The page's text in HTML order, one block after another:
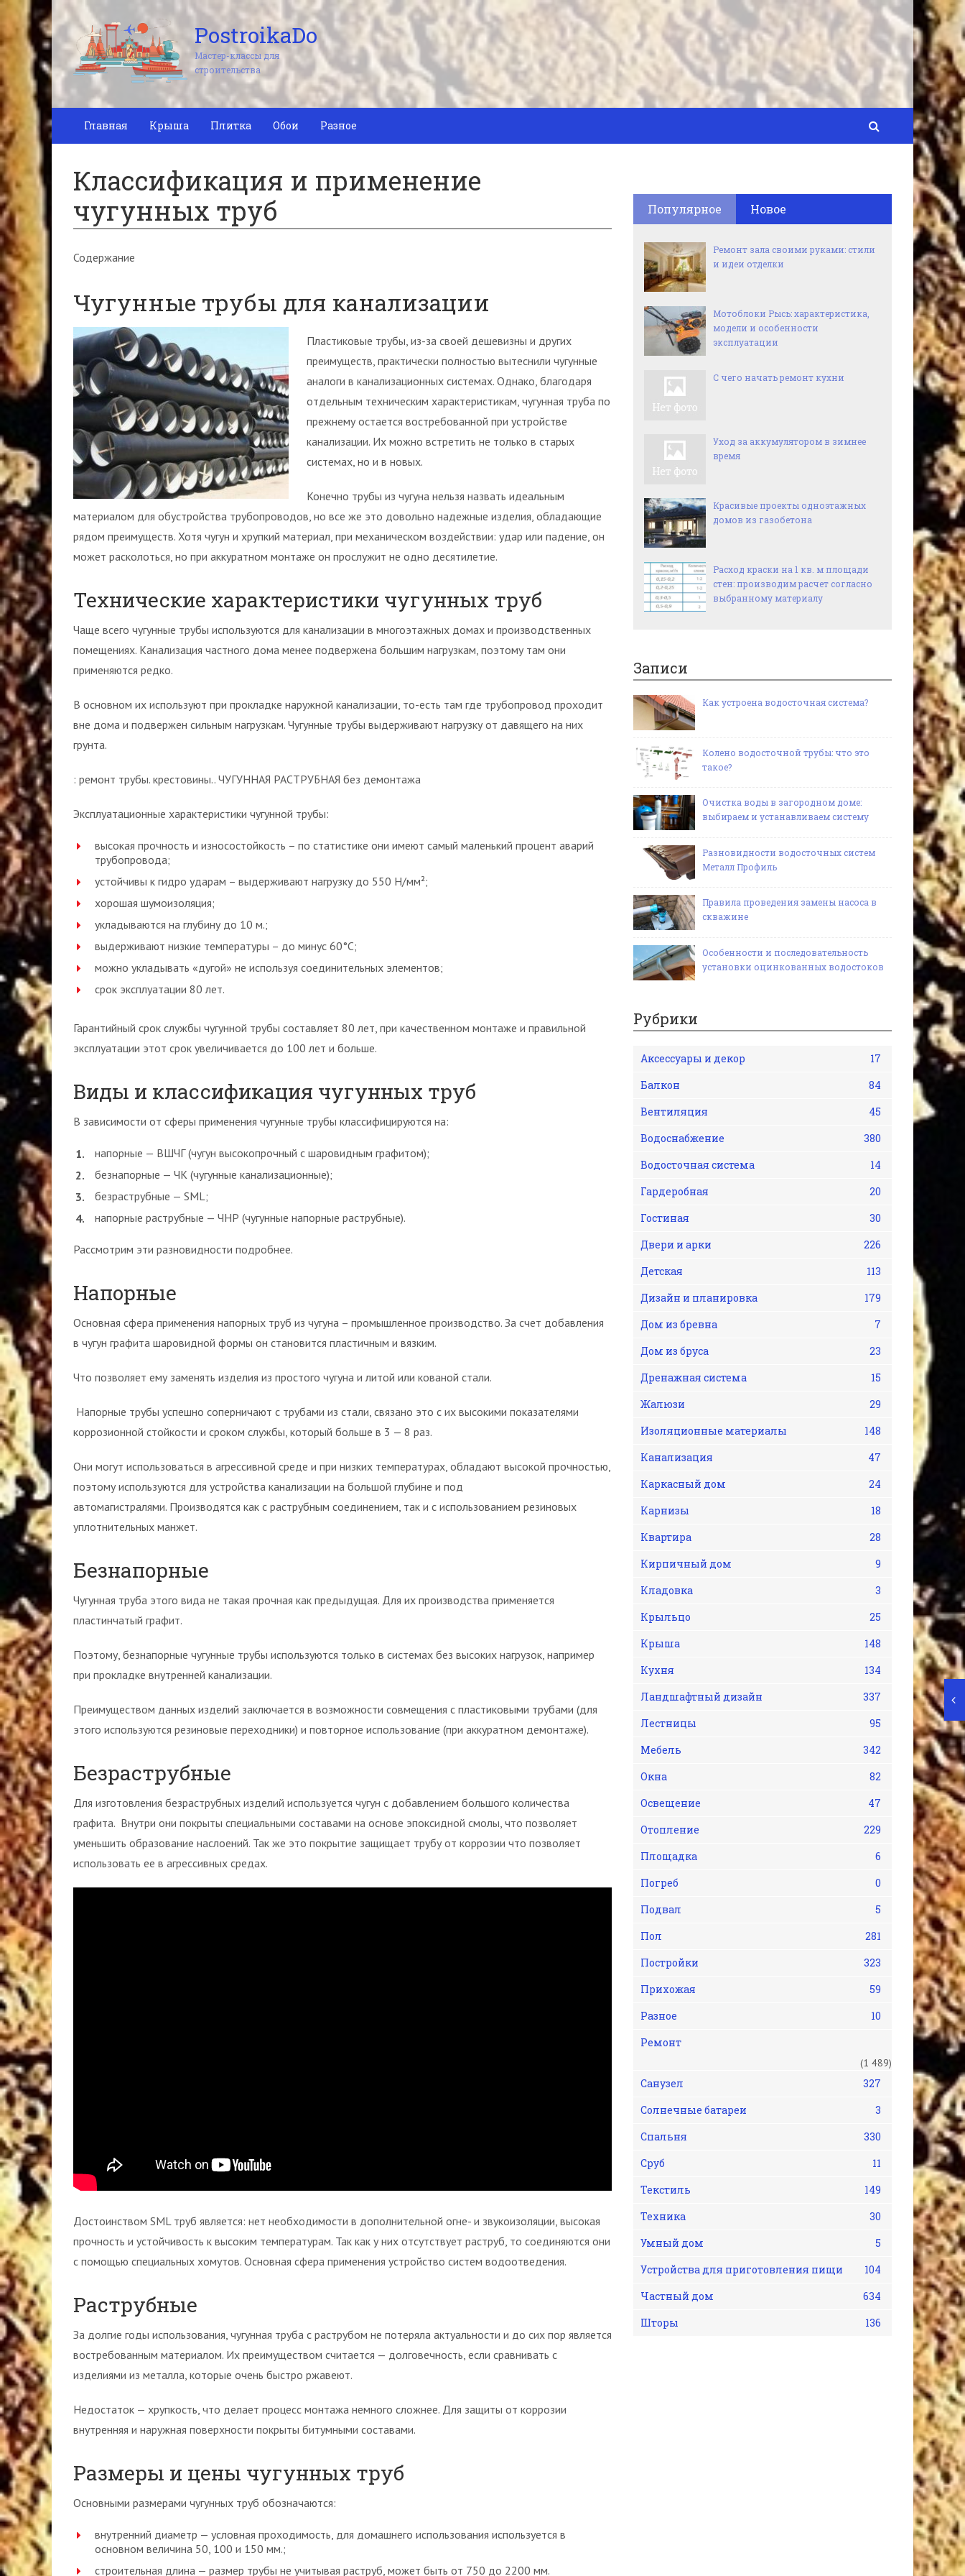
PostroikaDo
Мастер-классы для
строительства
Главная Крыша Плитка Обои Разное
Классификация и применение
чугунных труб
Содержание
Чугунные трубы для канализации
Пластиковые трубы, из-за своей дешевизны и других
преимуществ, практически полностью вытеснили чугунные
аналоги в канализационных системах. Однако, благодаря
отдельным техническим характеристикам, чугунная труба по
прежнему остается востребованной при устройстве
канализации. Их можно встретить не только в старых
системах, но и в новых.
Конечно трубы из чугуна нельзя назвать идеальным
материалом для обустройства трубопроводов, но все же это довольно надежные изделия, обладающие
рядом преимуществ. Хотя чугун и хрупкий материал, при механическом воздействии: удар или падение, он
может расколоться, но при аккуратном монтаже он прослужит не одно десятилетие.
Технические характеристики чугунных труб
Чаще всего чугунные трубы используются для канализации в многоэтажных домах и производственных
помещениях. Канализация частного дома менее подвержена большим нагрузкам, поэтому там они
применяются редко.
В основном их используют при прокладке наружной канализации, то-есть там где трубопровод проходит
вне дома и подвержен сильным нагрузкам. Чугунные трубы выдерживают нагрузку от давящего на них
грунта.
: ремонт трубы. крестовины.. ЧУГУННАЯ РАСТРУБНАЯ без демонтажа
Эксплуатационные характеристики чугунной трубы:
высокая прочность и износостойкость – по статистике они имеют самый маленький процент аварий
трубопровода;
устойчивы к гидро ударам – выдерживают нагрузку до 550 Н/мм²;
хорошая шумоизоляция;
укладываются на глубину до 10 м.;
выдерживают низкие температуры – до минус 60°С;
можно укладывать «дугой» не используя соединительных элементов;
срок эксплуатации 80 лет.
Гарантийный срок службы чугунной трубы составляет 80 лет, при качественном монтаже и правильной
эксплуатации этот срок увеличивается до 100 лет и больше.
Виды и классификация чугунных труб
В зависимости от сферы применения чугунные трубы классифицируются на:
напорные — ВШЧГ (чугун высокопрочный с шаровидным графитом);
безнапорные — ЧК (чугунные канализационные);
безраструбные — SML;
напорные раструбные — ЧНР (чугунные напорные раструбные).
Рассмотрим эти разновидности подробнее.
Напорные
Основная сфера применения напорных труб из чугуна – промышленное производство. За счет добавления
в чугун графита шаровидной формы он становится пластичным и вязким.
Что позволяет ему заменять изделия из простого чугуна и литой или кованой стали.
Напорные трубы успешно соперничают с трубами из стали, связано это с их высокими показателями
коррозионной стойкости и сроком службы, который больше в 3 — 8 раз.
Они могут использоваться в агрессивной среде и при низких температурах, обладают высокой прочностью,
поэтому используются для устройства канализации на большой глубине и под
автомагистралями. Производятся как с раструбным соединением, так и с использованием резиновых
уплотнительных манжет.
Безнапорные
Чугунная труба этого вида не такая прочная как предыдущая. Для их производства применяется
пластинчатый графит.
Поэтому, безнапорные чугунные трубы используются только в системах без высоких нагрузок, например
при прокладке внутренней канализации.
Преимуществом данных изделий заключается в возможности совмещения с пластиковыми трубами (для
этого используются резиновые переходники) и повторное использование (при аккуратном демонтаже).
Безраструбные
Для изготовления безраструбных изделий используется чугун с добавлением большого количества
графита. Внутри они покрыты специальными составами на основе эпоксидной смолы, что позволяет
уменьшить образование наслоений. Так же это покрытие защищает трубу от коррозии что позволяет
использовать ее в агрессивных средах.
Достоинством SML труб является: нет необходимости в дополнительной огне- и звукоизоляции, высокая
прочность и устойчивость к высоким температурам. Так как у них отсутствует раструб, то соединяются они
с помощью специальных хомутов. Основная сфера применения устройство систем водоотведения.
Раструбные
За долгие годы использования, чугунная труба с раструбом не потеряла актуальности и до сих пор является
востребованным материалом. Их преимуществом считается — долговечность, если сравнивать с
изделиями из металла, которые очень быстро ржавеют.
Недостаток — хрупкость, что делает процесс монтажа немного сложнее. Для защиты от коррозии
внутренняя и наружная поверхности покрыты битумными составами.
Размеры и цены чугунных труб
Основными размерами чугунных труб обозначаются:
внутренний диаметр — условная проходимость, для домашнего использования используется в
основном величина 50, 100 и 150 мм.;
строительная длина — размер трубы не учитывая раструб, может быть от 750 до 2200 мм.
Популярное Новое
Ремонт зала своими руками: стили
и идеи отделки
Мотоблоки Рысь: характеристика,
модели и особенности
эксплуатации
С чего начать ремонт кухни
Уход за аккумулятором в зимнее
время
Красивые проекты одноэтажных
домов из газобетона
Расход краски на 1 кв. м площади
стен: производим расчет согласно
выбранному материалу
Записи
Как устроена водосточная система?
Колено водосточной трубы: что это
такое?
Очистка воды в загородном доме:
выбираем и устанавливаем систему
Разновидности водосточных систем
Металл Профиль
Правила проведения замены насоса в
скважине
Особенности и последовательность
установки оцинкованных водостоков
Рубрики
Аксессуары и декор
17
Балкон
84
Вентиляция
45
Водоснабжение
380
Водосточная система
14
Гардеробная
20
Гостиная
30
Двери и арки
226
Детская
113
Дизайн и планировка
179
Дом из бревна
7
Дом из бруса
23
Дренажная система
15
Жалюзи
29
Изоляционные материалы
148
Канализация
47
Каркасный дом
24
Карнизы
18
Квартира
28
Кирпичный дом
9
Кладовка
3
Крыльцо
25
Крыша
148
Кухня
134
Ландшафтный дизайн
337
Лестницы
95
Мебель
342
Окна
82
Освещение
47
Отопление
229
Площадка
6
Погреб
0
Подвал
5
Пол
281
Постройки
323
Прихожая
59
Разное
10
Ремонт
(1 489)
Санузел
327
Солнечные батареи
3
Спальня
330
Сруб
11
Текстиль
149
Техника
30
Умный дом
5
Устройства для приготовления пищи
104
Частный дом
634
Шторы
136